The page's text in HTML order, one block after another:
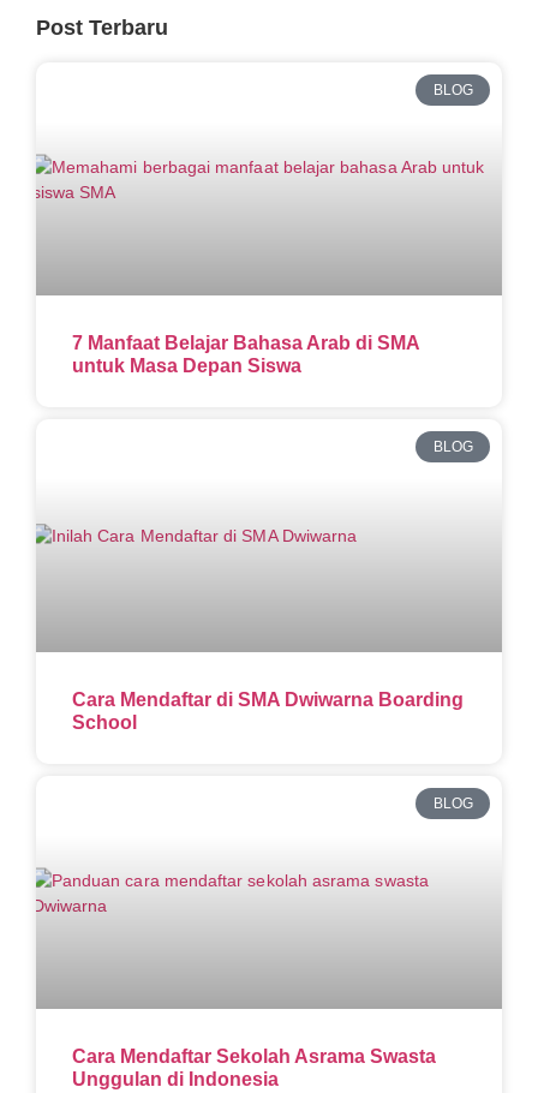
Post Terbaru
BLOG
7 Manfaat Belajar Bahasa Arab di SMA
untuk Masa Depan Siswa
BLOG
Cara Mendaftar di SMA Dwiwarna Boarding
School
BLOG
Cara Mendaftar Sekolah Asrama Swasta
Unggulan di Indonesia